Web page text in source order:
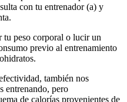
con tu entrenador (a) y
peso corporal o lucir un
previo al entrenamiento
también nos
entrenando, pero
de calorías provenientes de